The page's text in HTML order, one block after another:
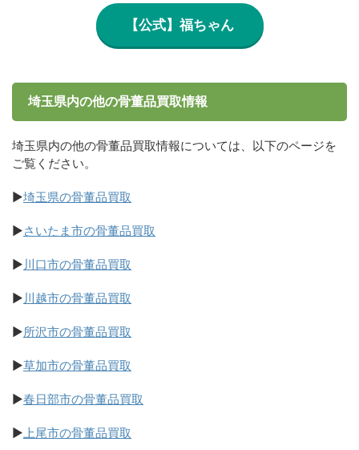
【公式】福ちゃん
埼玉県内の他の骨董品買取情報
埼玉県内の他の骨董品買取情報については、以下のページを
ご覧ください。
▶埼玉県の骨董品買取
▶さいたま市の骨董品買取
▶川口市の骨董品買取
▶川越市の骨董品買取
▶所沢市の骨董品買取
▶草加市の骨董品買取
▶春日部市の骨董品買取
▶上尾市の骨董品買取